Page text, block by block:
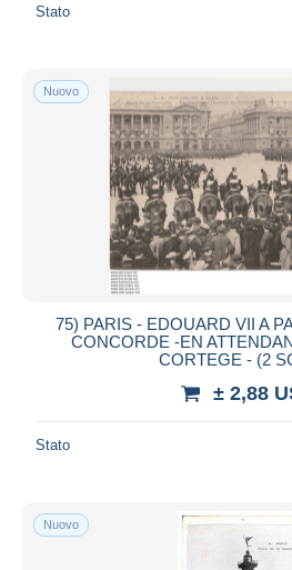
Stato
Nuovo
75) PARIS - EDOUARD VII A
CONCORDE -EN
CORTEGE - (2
± 2,88
Stato
Nuovo